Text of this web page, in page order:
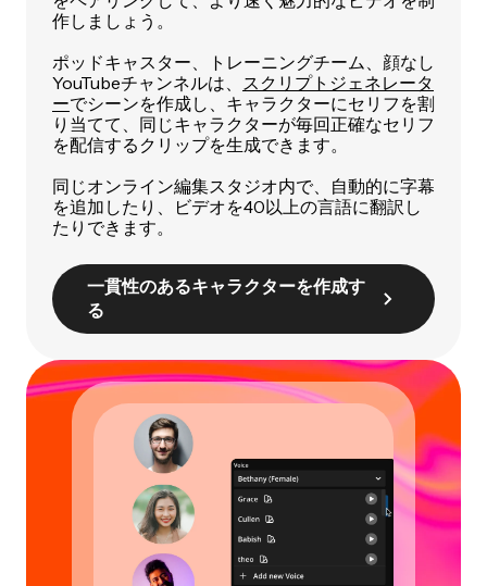
作しましょう。
ポッドキャスター、トレーニングチーム、顔なし
YouTubeチャンネルは、 スクリプトジェネレータ
ーでシーンを作成し、キャラクターにセリフを割
り当てて、同じキャラクターが毎回正確なセリフ
を配信するクリップを生成できます。
同じオンライン編集スタジオ内で、自動的に字幕
を追加したり、ビデオを40以上の言語に翻訳し
たりできます。
一貫性のあるキャラクターを作成す
る